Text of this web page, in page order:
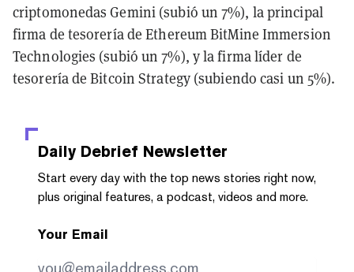
criptomonedas Gemini (subió un 7%), la principal
firma de tesorería de Ethereum BitMine Immersion
Technologies (subió un 7%), y la firma líder de
tesorería de Bitcoin Strategy (subiendo casi un 5%).
Daily Debrief Newsletter
Start every day with the top news stories right now,
plus original features, a podcast, videos and more.
Your Email